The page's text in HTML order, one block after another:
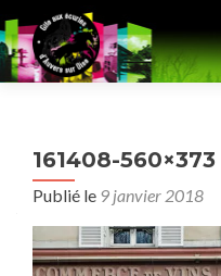
161408-560×373
Publié le 9 janvier 2018